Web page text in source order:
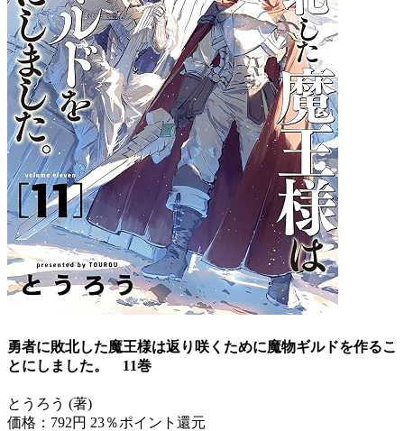
勇者に敗北した魔王様は返り咲くために魔物ギルドを作るこ
とにしました。 11巻
とうろう (著)
価格：792円 23％ポイント還元